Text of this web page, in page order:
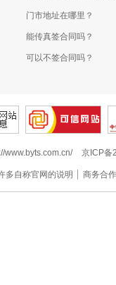
门市地址在哪里？
能传真签合同吗？
可以不签合同吗？
www.byts.com.cn/ 京ICP备
多自称官网的说明 商务合